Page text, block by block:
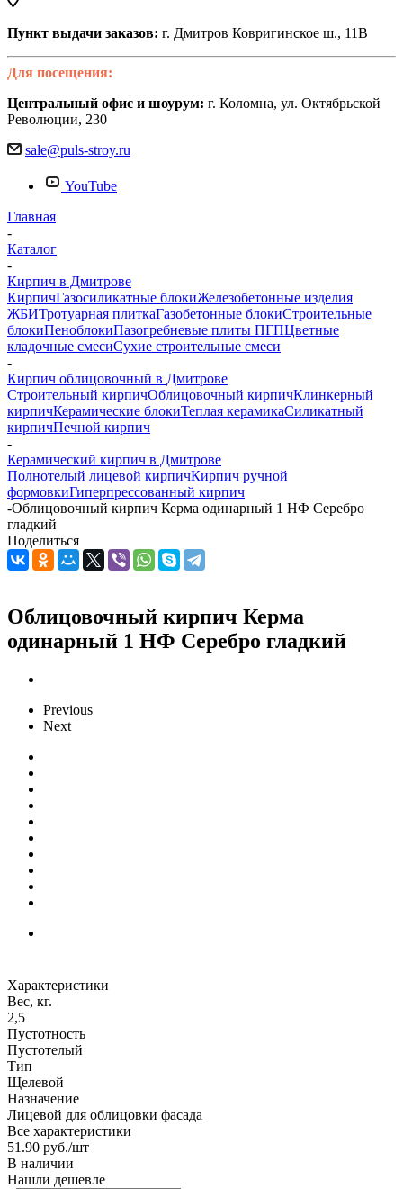
Пункт выдачи заказов: г. Дмитров Ковригинское ш., 11В
Для посещения:
Центральный офис и шоурум: г. Коломна, ул. Октябрьской
Революции, 230
sale@puls-stroy.ru
YouTube
Главная
-
Каталог
-
Кирпич в Дмитрове
КирпичГазосиликатные блокиЖелезобетонные изделия
ЖБИТротуарная плиткаГазобетонные блокиСтроительные
блокиПеноблокиПазогребневые плиты ПГПЦветные
кладочные смесиСухие строительные смеси
-
Кирпич облицовочный в Дмитрове
Строительный кирпичОблицовочный кирпичКлинкерный
кирпичКерамические блокиТеплая керамикаСиликатный
кирпичПечной кирпич
-
Керамический кирпич в Дмитрове
Полнотелый лицевой кирпичКирпич ручной
формовкиГиперпрессованный кирпич
-Облицовочный кирпич Керма одинарный 1 НФ Серебро
гладкий
Поделиться
Облицовочный кирпич Керма
одинарный 1 НФ Серебро гладкий
Previous
Next
Характеристики
Вес, кг.
2,5
Пустотность
Пустотелый
Тип
Щелевой
Назначение
Лицевой для облицовки фасада
Все характеристики
51.90 руб./шт
В наличии
Нашли дешевле